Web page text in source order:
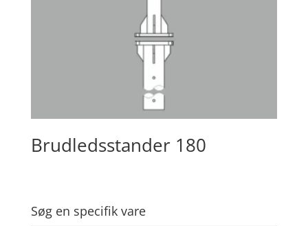
Brudledsstander 180
Søg en specifik vare